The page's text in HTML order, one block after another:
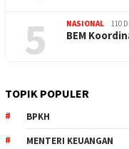
5 NASIONAL 110
BEM
TOPIK POPULER
BPKH
MENTERI KEUANGAN